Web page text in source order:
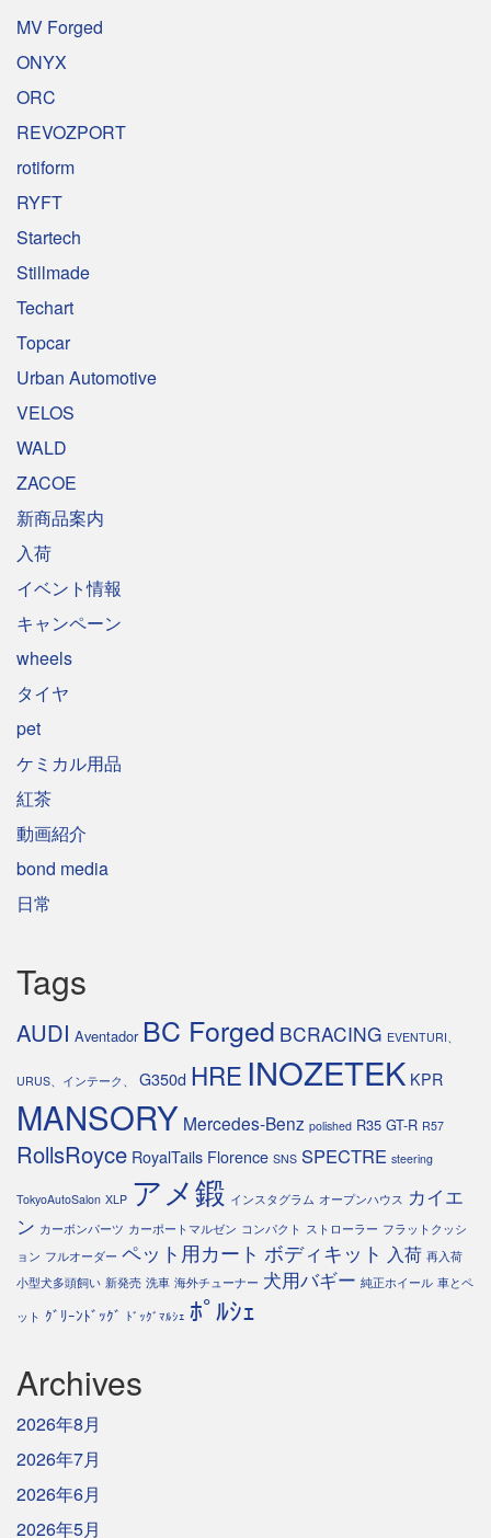
MV Forged
ONYX
ORC
REVOZPORT
rotiform
RYFT
Startech
Stillmade
Techart
Topcar
Urban Automotive
VELOS
WALD
ZACOE
新商品案内
入荷
イベント情報
キャンペーン
wheels
タイヤ
pet
ケミカル用品
紅茶
動画紹介
bond media
日常
Tags
AUDI Aventador BC Forged BCRACING EVENTURI、
URUS、インテーク、 G350d HRE INOZETEK KPR
MANSORY Mercedes-Benz polished R35 GT-R R57
RollsRoyce RoyalTails Florence SNS SPECTRE steering
TokyoAutoSalon XLP アメ鍛 インスタグラム オープンハウス カイエ
ン カーボンパーツ カーポートマルゼン コンパクト ストローラー フラットクッシ
ョン フルオーダー ペット用カート ボディキット 入荷 再入荷
小型犬多頭飼い 新発売 洗車 海外チューナー 犬用バギー 純正ホイール 車とペ
ット ｸﾞﾘｰﾝﾄﾞｯｸﾞ ﾄﾞｯｸﾞﾏﾙｼｪ ﾎﾟﾙｼｪ
Archives
2026年8月
2026年7月
2026年6月
2026年5月